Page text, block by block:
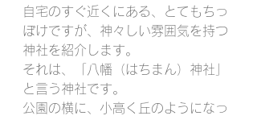
自宅のすぐ近くにある、とてもちっ
ぽけですが、神々しい雰囲気を持つ
神社を紹介します。
それは、「八幡（はちまん）神社」
と言う神社です。
公園の横に、小高く丘のようになっ